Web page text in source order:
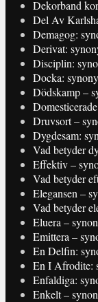
Dekorband
Del Av
Demagog:
Derivat:
Disciplin:
Docka:
Dödskamp –
Druvsort –
Dygdesam:
Vad betyder
Effektiv –
Vad betyder
Elegansen –
Vad betyder
Eluera –
Emittera –
En Delfin:
En I Afrodite:
Enfaldiga:
Enkelt –